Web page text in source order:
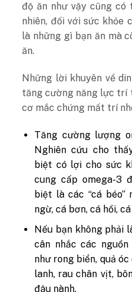
độ ăn như vậy cũng
nhiên, đối với sức khỏe
là những gì bạn ăn mà
ăn.
Những lời khuyên về
tăng cường năng lực trí
cơ mắc chứng mất trí
Tăng cường lượng
Nghiên cứu cho
biệt có lợi cho sức
cung cấp omega-3
biệt là các “cá béo”
ngừ, cá bơn, cá hồi,
Nếu bạn không phải
cân nhắc các
như rong biển, quả
lanh, rau chân vịt,
đậu nành.